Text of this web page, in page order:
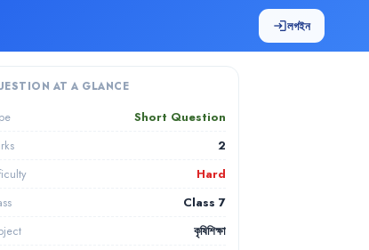
loginলগইন
AT A GLANCE
Short Question
2
Hard
Class 7
কৃষিশিক্ষা